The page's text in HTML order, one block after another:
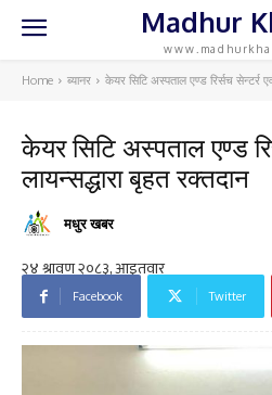
Madhur
Home ब्यानर केयर सिटि अस्पताल एण्ड रिर्सच सेन्टर्र
केयर सिटि अस्पताल एण्ड
लायन्सद्धारा बृहत रक्तदान
मधुर खबर
Facebook Twitter